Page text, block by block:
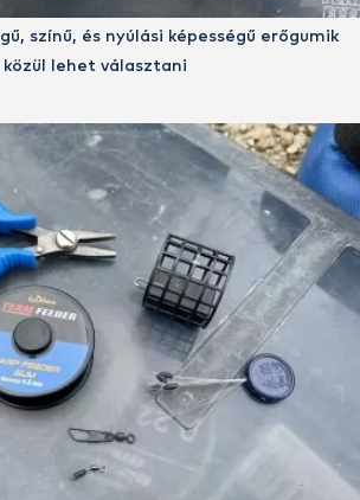
színű, és nyúlási képességű erőgumik
közül lehet választani